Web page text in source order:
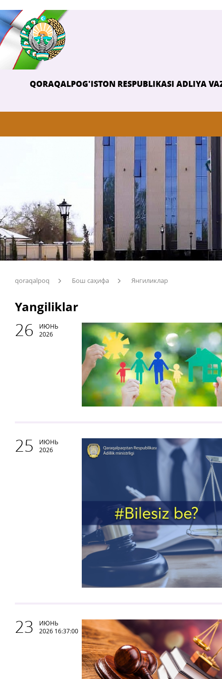
QORAQALPOG'ISTON RESPUBLIKASI ADLIYA
qoraqalpoq Бош саҳифа Янгиликлар
Yangiliklar
26
ИЮНЬ
2026
25
ИЮНЬ
2026
23
ИЮНЬ
2026 16:37:00